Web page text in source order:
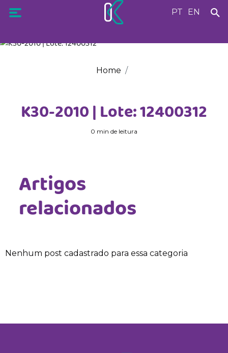
PT EN
Home
K30-2010 | Lote: 12400312
0 min de leitura
Artigos
relacionados
Nenhum post cadastrado para essa categoria